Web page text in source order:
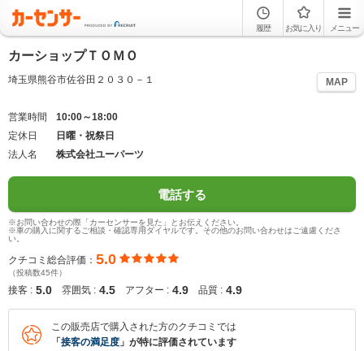
履歴 お気に入り メニュー
カーショップＴＯＭＯ
埼玉県熊谷市佐谷田２０３０－１ MAP
営業時間
10:00～18:00
定休日
日曜・祝祭日
法人名
株式会社ユーパーツ
電話する
※お問い合わせの際「カーセンサーを見た」とお伝えください。
※車の購入に関するご相談・確認専用ダイヤルです。その他のお問い合わせはご遠慮くださ
い。
クチコミ総合評価： 5.0
（投稿数45件）
接客 : 5.0 雰囲気 : 4.5 アフター : 4.9 品質 : 4.9
この販売店で購入された方のクチコミでは
「 接客の満足度 」が特に評価されています